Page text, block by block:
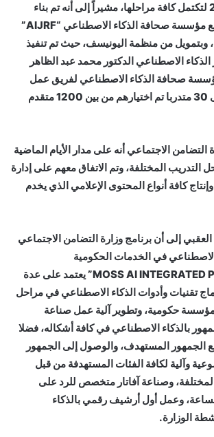
حتي بداية عام 2025 لتكتمل كافة مراحلها، مشيراً إلى أنه تم بناء
المنظومة بالتعاون مع مؤسسة صحافة الذكاء الاصطناعي “AIJRF”
وبتمويل من منظمة اليونيسف، حيث تم تنفيذ
الاصطناعي الدكتور محمد عبد الظاهر
صحافة الذكاء الاصطناعي لفريق عمل
الوزارة، بالإضافة إلى 30 متدربا تم اختيارهم من بين 1200 متقدم
الاجتماعي أنه على مدار الأيام الماضية
التدريب المختلفة، وتم الاتفاق معهم على إدارة
كافة أنواع المحتوى الإعلامي الذي يخدم
إلى أن برنامج وزارة التضامن الاجتماعي
الاصطناعي في الخدمات الحكومية
‏ MOSS AI INTEGRATED PROGRAM”MAIP” يعتمد على عدة
تقنيات وأدوات الذكاء الاصطناعي في مراحل
مؤسسة حكومية، وتطوير آلية عمل صناعة
بالذكاء الاصطناعي في كافة أشكاله، فضلا
الجمهور المستهدف، والوصول إلى الجمهور
وآلية لكافة الفئات المستهدفة من قبل
وصناعة آفاتار متخصص للرد على
وعمل أول أرشيف رقمي بالذكاء
الوزارة.